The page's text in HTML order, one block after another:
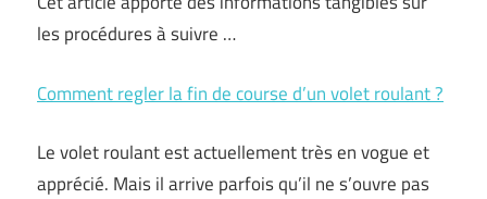
les procédures à suivre …
Comment regler la fin de course d’un volet roulant ?
Le volet roulant est actuellement très en vogue et
apprécié. Mais il arrive parfois qu’il ne s’ouvre pas